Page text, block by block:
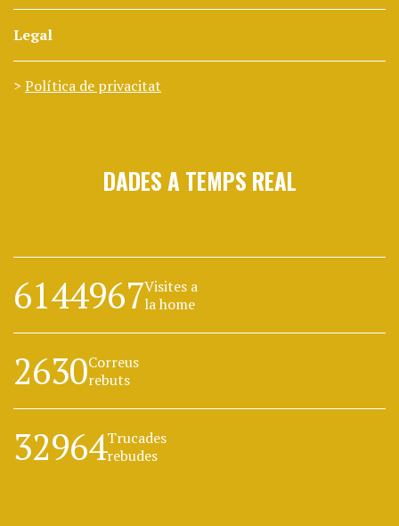
Legal
Política de privacitat
DADES A TEMPS REAL
6144967Visites a
la home
2630Correus
rebuts
32964Trucades
rebudes